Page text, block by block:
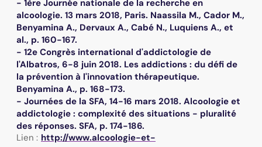
- 1ère Journée nationale de la recherche en
alcoologie. 13 mars 2018, Paris. Naassila M., Cador M.,
Benyamina A., Dervaux A., Cabé N., Luquiens A., et
al., p. 160-167.
- 12e Congrès international d'addictologie de
l'Albatros, 6-8 juin 2018. Les addictions : du défi de
la prévention à l'innovation thérapeutique.
Benyamina A., p. 168-173.
- Journées de la SFA, 14-16 mars 2018. Alcoologie et
addictologie : complexité des situations - pluralité
des réponses. SFA, p. 174-186.
Lien : http://www.alcoologie-et-